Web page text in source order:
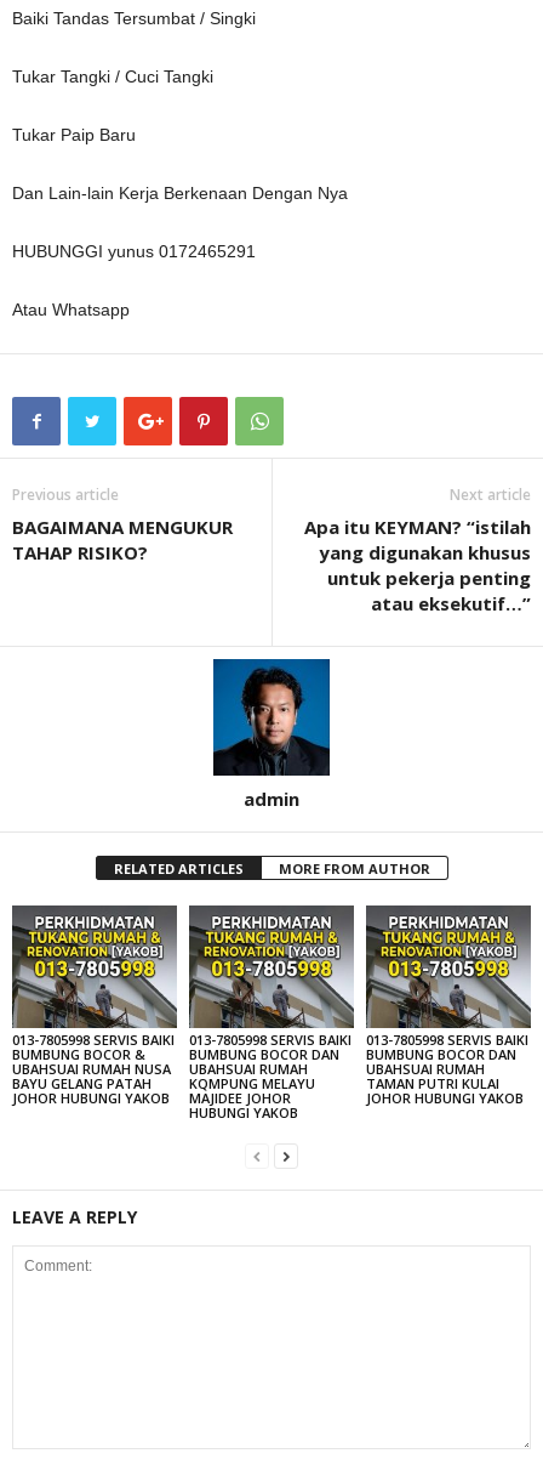
Baiki Tandas Tersumbat / Singki
Tukar Tangki / Cuci Tangki
Tukar Paip Baru
Dan Lain-lain Kerja Berkenaan Dengan Nya
HUBUNGGI yunus 0172465291
Atau Whatsapp
Previous article
BAGAIMANA MENGUKUR
TAHAP RISIKO?
Next article
Apa itu KEYMAN? “istilah
yang digunakan khusus
untuk pekerja penting
atau eksekutif…”
admin
RELATED ARTICLES MORE FROM AUTHOR
013-7805998 SERVIS BAIKI
BUMBUNG BOCOR &
UBAHSUAI RUMAH NUSA
BAYU GELANG PATAH
JOHOR HUBUNGI YAKOB
013-7805998 SERVIS BAIKI
BUMBUNG BOCOR DAN
UBAHSUAI RUMAH
KQMPUNG MELAYU
MAJIDEE JOHOR
HUBUNGI YAKOB
013-7805998 SERVIS BAIKI
BUMBUNG BOCOR DAN
UBAHSUAI RUMAH
TAMAN PUTRI KULAI
JOHOR HUBUNGI YAKOB
LEAVE A REPLY